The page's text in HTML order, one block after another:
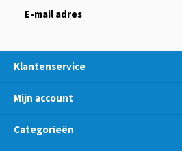
Klantenservice
Mijn account
Categorieën